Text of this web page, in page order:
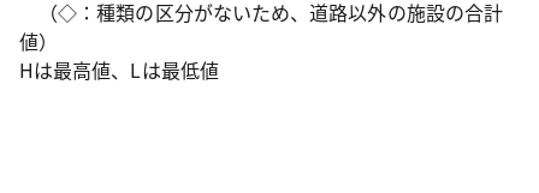
（◇：種類の区分がないため、道路以外の施設の合計
値）
Hは最高値、Lは最低値